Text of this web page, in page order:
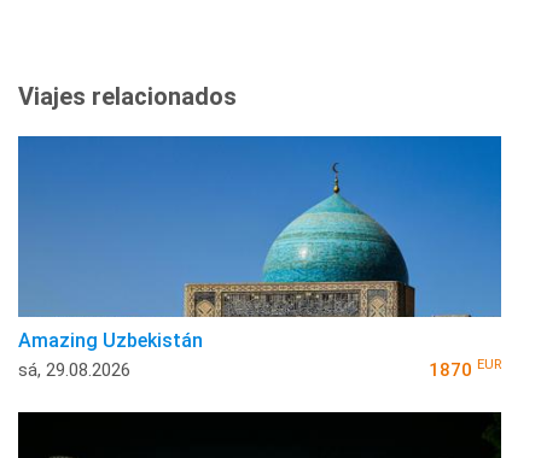
Viajes relacionados
Amazing Uzbekistán
sá, 29.08.2026 1870 EUR